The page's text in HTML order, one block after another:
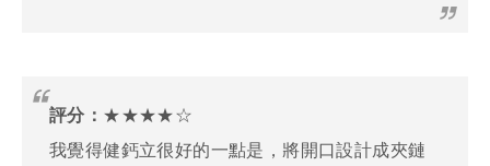
評分： ★★★★☆
我覺得健鈣立很好的一點是，將開口設計成夾鏈